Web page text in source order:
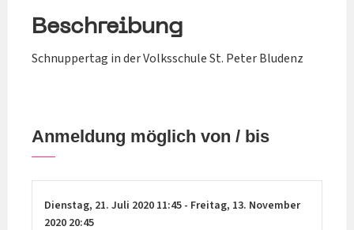
Beschreibung
Schnuppertag in der Volksschule St. Peter Bludenz
Anmeldung möglich von / bis
Dienstag, 21. Juli 2020 11:45 - Freitag, 13. November
2020 20:45